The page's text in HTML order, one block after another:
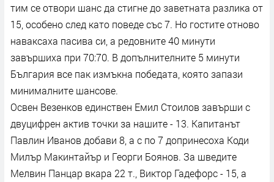
тим се отвори шанс да стигне до заветната разлика от
15, особено след като поведе със 7. Но гостите отново
наваксаха пасива си, а редовните 40 минути
завършиха при 70:70. В допълнителните 5 минути
България все пак измъкна победата, която запази
минималните шансове.
Освен Везенков единствен Емил Стоилов завърши с
двуцифрен актив точки за нашите - 13. Капитанът
Павлин Иванов добави 8, а с по 7 допринесоха Коди
Милър Макинтайър и Георги Боянов. За шведите
Мелвин Панцар вкара 22 т., Виктор Гадефорс - 15, а